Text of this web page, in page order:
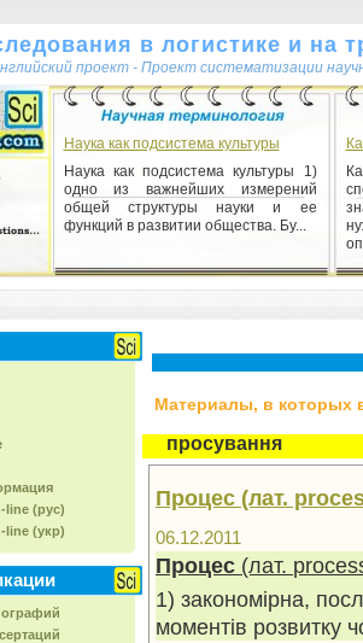
в логистике и на
проект - Проект систематизации
Наука как подсистема культуры
Наука как подсистема культуры 1)
одно из важнейших измерений
общей структуры науки и ее
функций в развитии общества. Бу...
Новизна
досліджень). Відбиває суспільно
значимі нові знання, факти,...
line (рус)
line (укр)
Материалы, в которых
просування
Процес (лат.
06.12.2011
Процес (лат.
1) закономірна,
моментів розвитку